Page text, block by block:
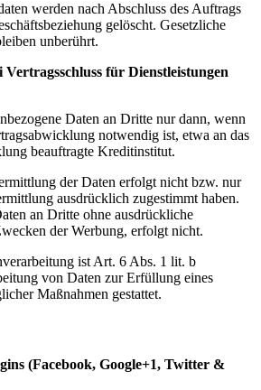
werden nach Abschluss des Auftrags
gelöscht. Gesetzliche
unberührt.
für Dienstleistungen
Daten an Dritte nur dann, wenn
notwendig ist, etwa an das
beauftragte Kreditinstitut.
der Daten erfolgt nicht bzw. nur
ausdrücklich zugestimmt haben.
an Dritte ohne ausdrückliche
der Werbung, erfolgt nicht.
ist Art. 6 Abs. 1 lit. b
von Daten zur Erfüllung eines
Maßnahmen gestattet.
(Facebook, Google+1, Twitter &